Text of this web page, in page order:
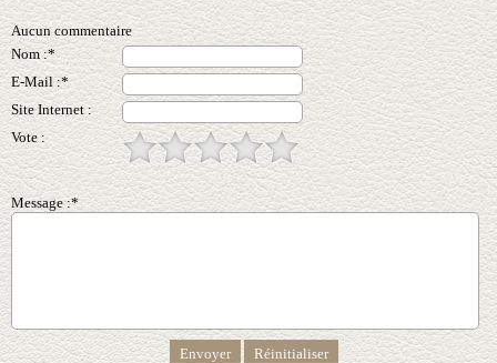
Aucun commentaire
Nom :*
E-Mail :*
Site Internet :
Vote :
Message :*